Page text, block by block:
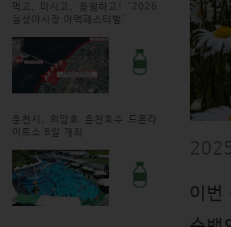
먹고, 마시고, 응원하고! ‘2026
칠성야시장 야맥페스티벌’
춘천시, 의암호 춘천호수 드론라
이트쇼 8일 개최
이번